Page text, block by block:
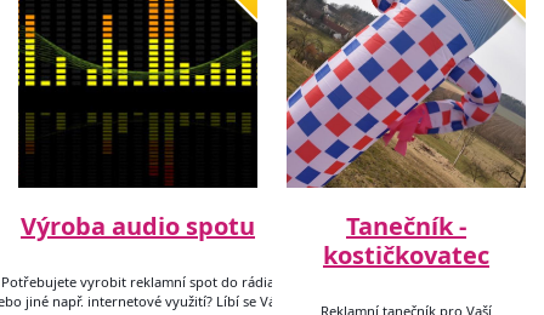
Výroba audio spotu
Potřebujete vyrobit reklamní spot do rádia
jiné např. internetové využití? Líbí se Vám
Tanečník -
kostičkovatec
Reklamní tanečník pro Vaší